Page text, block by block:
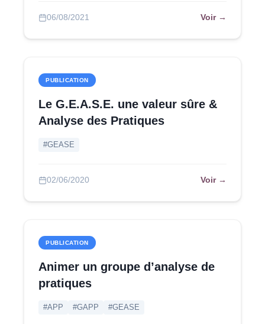
06/08/2021 Voir →
PUBLICATION
Le G.E.A.S.E. une valeur sûre &
Analyse des Pratiques
#GEASE
02/06/2020 Voir →
PUBLICATION
Animer un groupe d’analyse de
pratiques
#APP #GAPP #GEASE